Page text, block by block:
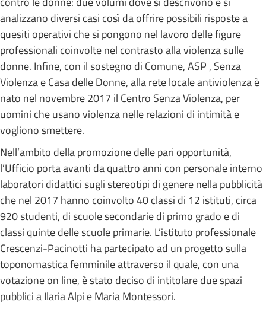
analizzano diversi casi così da offrire possibili risposte a
quesiti operativi che si pongono nel lavoro delle figure
professionali coinvolte nel contrasto alla violenza sulle
donne. Infine, con il sostegno di Comune, ASP , Senza
Violenza e Casa delle Donne, alla rete locale antiviolenza è
nato nel novembre 2017 il Centro Senza Violenza, per
uomini che usano violenza nelle relazioni di intimità e
vogliono smettere.
Nell’ambito della promozione delle pari opportunità,
l’Ufficio porta avanti da quattro anni con personale interno
laboratori didattici sugli stereotipi di genere nella pubblicità
che nel 2017 hanno coinvolto 40 classi di 12 istituti, circa
920 studenti, di scuole secondarie di primo grado e di
classi quinte delle scuole primarie. L’istituto professionale
Crescenzi-Pacinotti ha partecipato ad un progetto sulla
toponomastica femminile attraverso il quale, con una
votazione on line, è stato deciso di intitolare due spazi
pubblici a Ilaria Alpi e Maria Montessori.